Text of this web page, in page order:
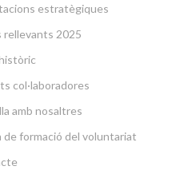
estratègiques
rellevants 2025
col·laboradores
amb nosaltres
de formació del voluntariat